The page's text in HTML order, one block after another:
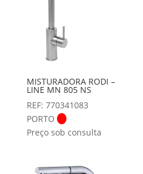
MISTURADORA RODI –
LINE MN 805 NS
REF: 770341083
PORTO
Preço sob consulta